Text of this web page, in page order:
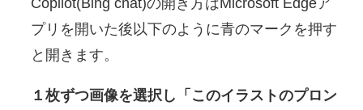
Copilot(Bing chat)の開き方はMicrosoft Edgeア
プリを開いた後以下のように青のマークを押す
と開きます。
１枚ずつ画像を選択し「このイラストのプロン